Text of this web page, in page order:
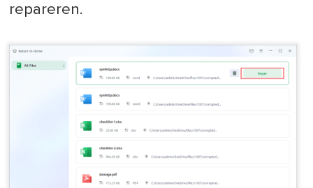
repareren.